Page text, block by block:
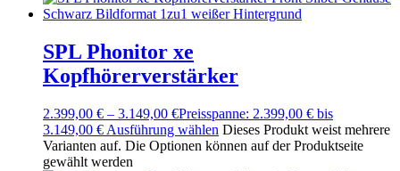
SPL Phonitor xe
Kopfhörerverstärker
2.399,00 € – 3.149,00 €Preisspanne: 2.399,00 € bis
3.149,00 € Ausführung wählen Dieses Produkt weist mehrere
Varianten auf. Die Optionen können auf der Produktseite
gewählt werden